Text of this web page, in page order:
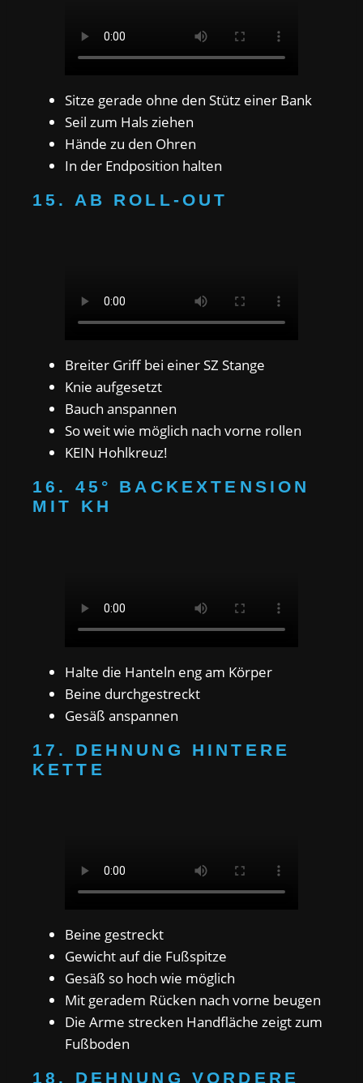
Sitze gerade ohne den Stütz einer Bank
Seil zum Hals ziehen
Hände zu den Ohren
In der Endposition halten
15. AB ROLL-OUT
Breiter Griff bei einer SZ Stange
Knie aufgesetzt
Bauch anspannen
So weit wie möglich nach vorne rollen
KEIN Hohlkreuz!
16. 45° BACKEXTENSION
MIT KH
Halte die Hanteln eng am Körper
Beine durchgestreckt
Gesäß anspannen
17. DEHNUNG HINTERE
KETTE
Beine gestreckt
Gewicht auf die Fußspitze
Gesäß so hoch wie möglich
Mit geradem Rücken nach vorne beugen
Die Arme strecken Handfläche zeigt zum
Fußboden
18. DEHNUNG VORDERE